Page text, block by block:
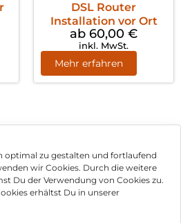
optimal zu gestalten und fortlaufend
wir Cookies. Durch die weitere
Du der Verwendung von Cookies zu.
erhältst Du in unserer
DSL Router
Installation vor Ort
ab 60,00 €
inkl. MwSt.
Mehr erfahren